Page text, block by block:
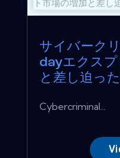
サイバーク
dayエクスプ
と差し迫っ
Cyber​​criminal...